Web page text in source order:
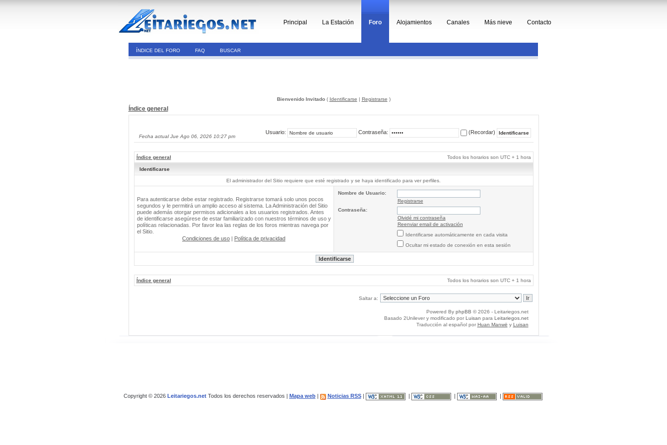
Principal La Estación Foro Alojamientos Canales Más nieve Contacto
ÍNDICE DEL FORO FAQ BUSCAR
Bienvenido Invitado( Identificarse | Registrarse )
Índice general
Fecha actual Jue Ago 06, 2026 10:27 pm
Usuario: Contraseña: (Recordar)
Índice general Todos los horarios son UTC + 1 hora
Identificarse
El administrador del Sitio requiere que esté registrado y se haya identificado para ver perfiles.
Para autenticarse debe estar registrado. Registrarse tomará solo unos pocos
segundos y le permitirá un amplio acceso al sistema. La Administración del Sitio
puede además otorgar permisos adicionales a los usuarios registrados. Antes
de identificarse asegúrese de estar familiarizado con nuestros términos de uso y
políticas relacionadas. Por favor lea las reglas de los foros mientras navega por
el Sitio.
Condiciones de uso | Política de privacidad
Nombre de Usuario:
Registrarse
Contraseña:
Olvidé mi contraseña
Reenviar email de activación
Identificarse automáticamente en cada visita
Ocultar mi estado de conexión en esta sesión
Índice general Todos los horarios son UTC + 1 hora
Saltar a:
Powered By phpBB © 2026 - Leitariegos.net
Basado 2Unilever y modificado por Luisan para Leitariegos.net
Traducción al español por Huan Manwë y Luisan
Copyright © 2026 Leitariegos.netTodos los derechos reservados | Mapa web| Noticias RSS|